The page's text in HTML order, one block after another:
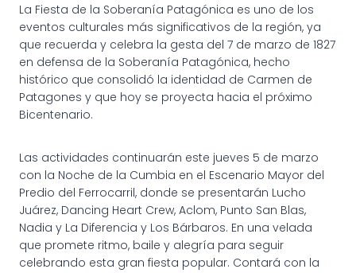
La Fiesta de la Soberanía Patagónica es uno de los
eventos culturales más significativos de la región, ya
que recuerda y celebra la gesta del 7 de marzo de 1827
en defensa de la Soberanía Patagónica, hecho
histórico que consolidó la identidad de Carmen de
Patagones y que hoy se proyecta hacia el próximo
Bicentenario.
Las actividades continuarán este jueves 5 de marzo
con la Noche de la Cumbia en el Escenario Mayor del
Predio del Ferrocarril, donde se presentarán Lucho
Juárez, Dancing Heart Crew, Aclom, Punto San Blas,
Nadia y La Diferencia y Los Bárbaros. En una velada
que promete ritmo, baile y alegría para seguir
celebrando esta gran fiesta popular. Contará con la